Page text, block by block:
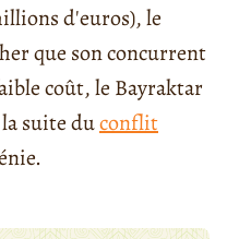
d'euros), le
que son concurrent
coût, le Bayraktar
suite duconflit